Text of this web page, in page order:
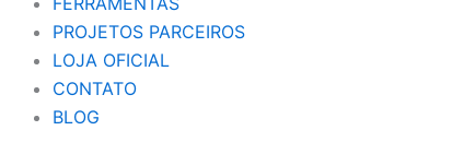
PROJETOS PARCEIROS
LOJA OFICIAL
CONTATO
BLOG